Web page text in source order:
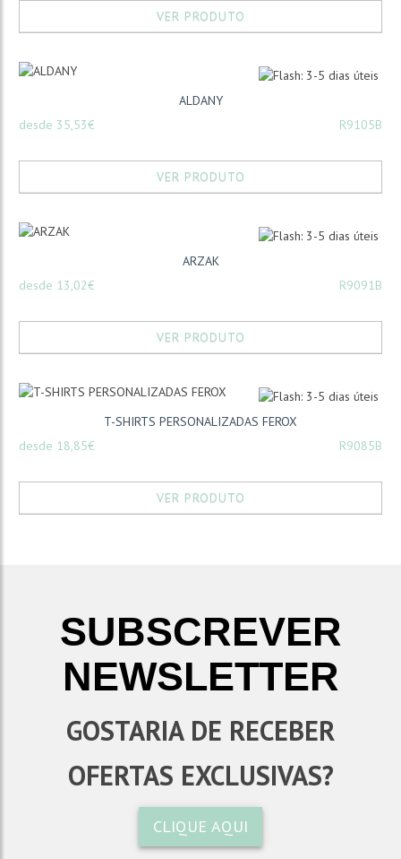
VER PRODUTO
ALDANY
desde 35,53€
R9105B
VER PRODUTO
ARZAK
desde 13,02€
R9091B
VER PRODUTO
T-SHIRTS PERSONALIZADAS FEROX
desde 18,85€
R9085B
VER PRODUTO
SUBSCREVER
NEWSLETTER
GOSTARIA DE RECEBER
OFERTAS EXCLUSIVAS?
CLIQUE AQUI